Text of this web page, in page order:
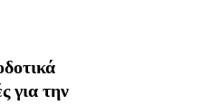
για την